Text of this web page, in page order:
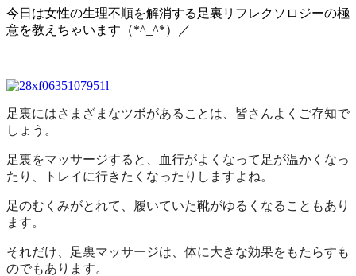
今日は女性の生理不順を解消する足裏リフレクソロジーの極
意を教えちゃいます（*^_^*）／
足裏にはさまざまなツボがあることは、皆さんよくご存知で
しょう。
足裏をマッサージすると、血行がよくなって足が温かくなっ
たり、トレイに行きたくなったりしますよね。
足のむくみがとれて、履いていた靴がゆるくなることもあり
ます。
それだけ、足裏マッサージは、体に大きな効果をもたらすも
のでもあります。